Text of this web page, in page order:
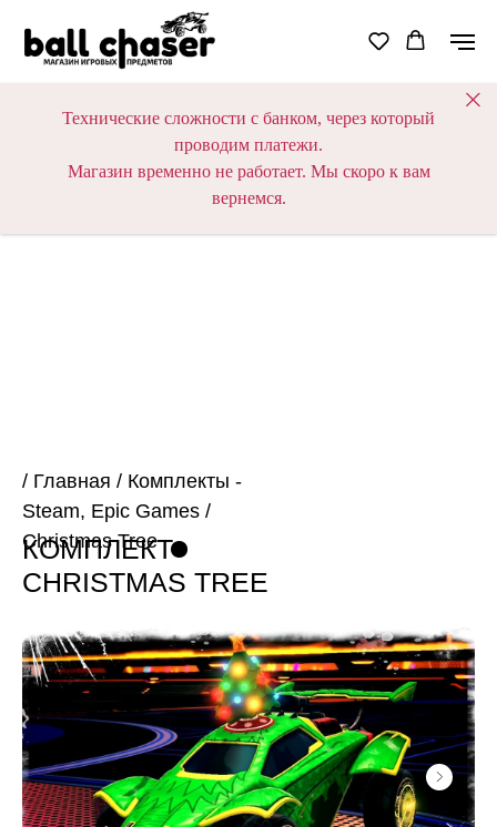
Технические сложности с банком, через который
проводим платежи.
Магазин временно не работает. Мы скоро к вам
вернемся.
КОМПЛЕКТ
/ Главная / Комплекты -
Steam, Epic Games /
Christmas Tree
CHRISTMAS TREE